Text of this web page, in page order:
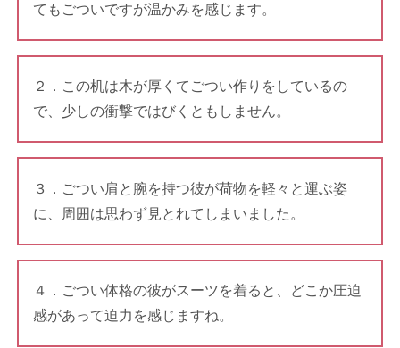
てもごついですが温かみを感じます。
２．この机は木が厚くてごつい作りをしているの
で、少しの衝撃ではびくともしません。
３．ごつい肩と腕を持つ彼が荷物を軽々と運ぶ姿
に、周囲は思わず見とれてしまいました。
４．ごつい体格の彼がスーツを着ると、どこか圧迫
感があって迫力を感じますね。